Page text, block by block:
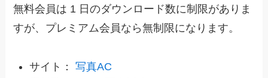
無料会員は 1 日のダウンロード数に制限がありま
すが、プレミアム会員なら無制限になります。
サイト：写真AC